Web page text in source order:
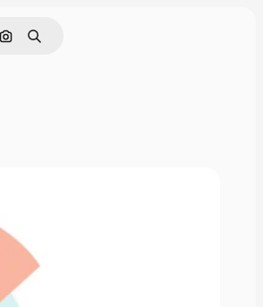
Поиск по изображению
Поиск